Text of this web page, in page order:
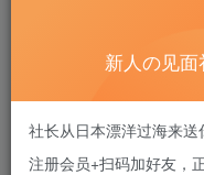
📢 社长提示：
蜜壶日本本土唯一「全
新人の见
社长从日本漂洋过海来送
注册会员+扫码加好友，